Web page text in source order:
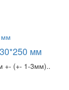
мм
+- (+- 1-3мм)..